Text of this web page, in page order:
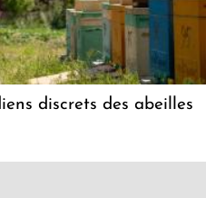
discrets des abeilles